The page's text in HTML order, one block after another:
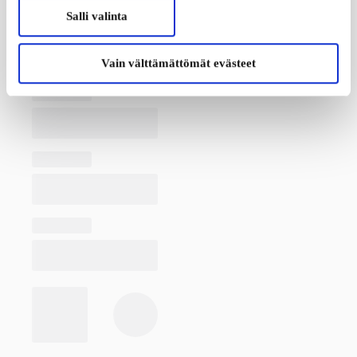
Salli valinta
Vain välttämättömät evästeet